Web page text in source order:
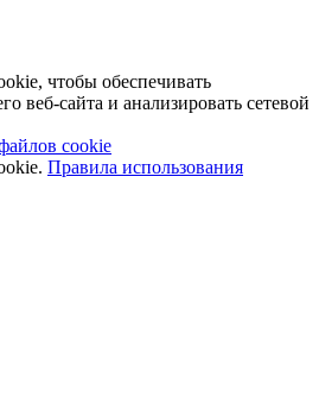
чтобы обеспечивать
веб-сайта и анализировать сетевой
cookie
Правила использования